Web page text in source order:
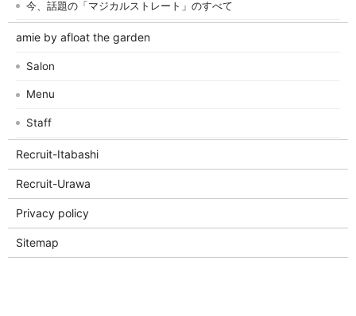
今、話題の「マジカルストレート」のすべて
amie by afloat the garden
Salon
Menu
Staff
Recruit-Itabashi
Recruit-Urawa
Privacy policy
Sitemap